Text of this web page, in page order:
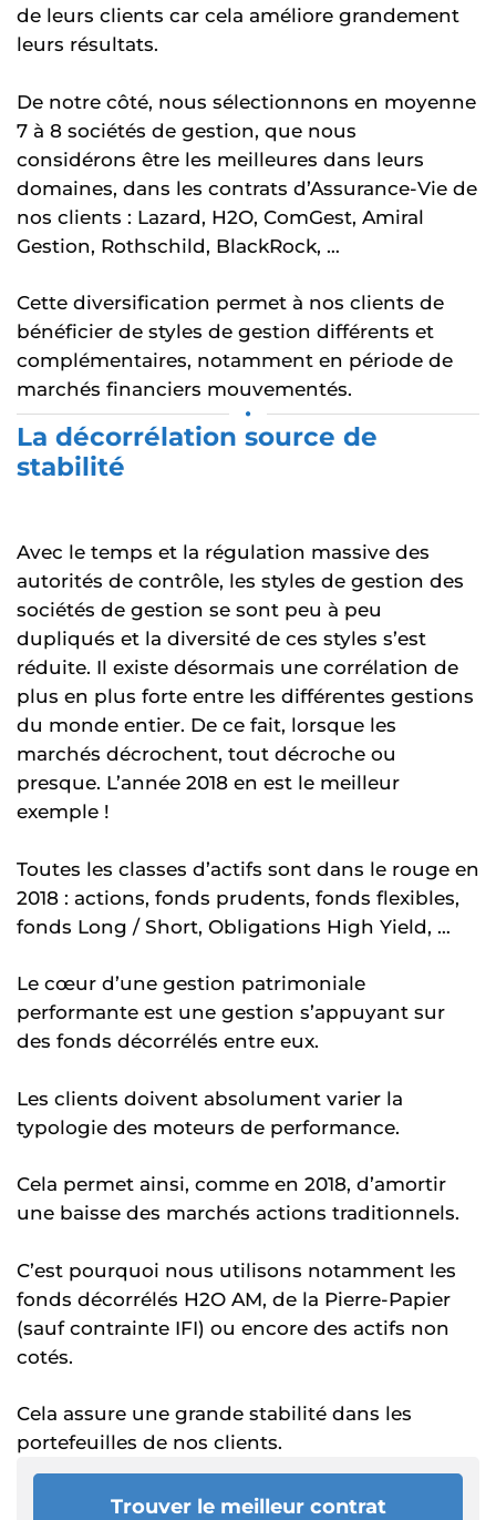
de leurs clients car cela améliore grandement
leurs résultats.
De notre côté, nous sélectionnons en moyenne
7 à 8 sociétés de gestion, que nous
considérons être les meilleures dans leurs
domaines, dans les contrats d’Assurance-Vie de
nos clients : Lazard, H2O, ComGest, Amiral
Gestion, Rothschild, BlackRock, …
Cette diversification permet à nos clients de
bénéficier de styles de gestion différents et
complémentaires, notamment en période de
marchés financiers mouvementés.
•
La décorrélation source de
stabilité
Avec le temps et la régulation massive des
autorités de contrôle, les styles de gestion des
sociétés de gestion se sont peu à peu
dupliqués et la diversité de ces styles s’est
réduite. Il existe désormais une corrélation de
plus en plus forte entre les différentes gestions
du monde entier. De ce fait, lorsque les
marchés décrochent, tout décroche ou
presque. L’année 2018 en est le meilleur
exemple !
Toutes les classes d’actifs sont dans le rouge en
2018 : actions, fonds prudents, fonds flexibles,
fonds Long / Short, Obligations High Yield, …
Le cœur d’une gestion patrimoniale
performante est une gestion s’appuyant sur
des fonds décorrélés entre eux.
Les clients doivent absolument varier la
typologie des moteurs de performance.
Cela permet ainsi, comme en 2018, d’amortir
une baisse des marchés actions traditionnels.
C’est pourquoi nous utilisons notamment les
fonds décorrélés H2O AM, de la Pierre-Papier
(sauf contrainte IFI) ou encore des actifs non
cotés.
Cela assure une grande stabilité dans les
portefeuilles de nos clients.
Trouver le meilleur contrat